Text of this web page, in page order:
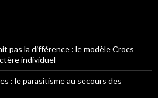
pas la différence : le modèle Crocs
individuel
: le parasitisme au secours des